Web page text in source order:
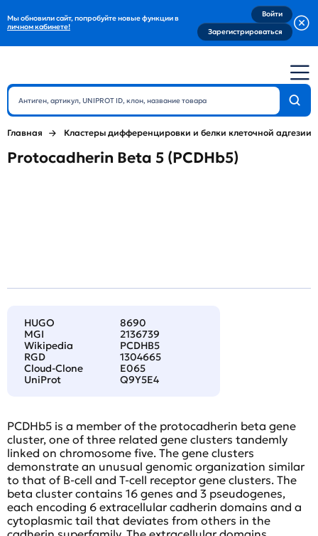
Мы обновили сайт, попробуйте новые функции в
личном кабинете!
Войти
Зарегистрироваться
Главная Кластеры дифференцировки и белки клеточной адгезии
Protocadherin Beta 5 (PCDHb5)
HUGO
8690
MGI
2136739
Wikipedia
PCDHB5
RGD
1304665
Cloud-Clone
E065
UniProt
Q9Y5E4
PCDHb5 is a member of the protocadherin beta gene
cluster, one of three related gene clusters tandemly
linked on chromosome five. The gene clusters
demonstrate an unusual genomic organization similar
to that of B-cell and T-cell receptor gene clusters. The
beta cluster contains 16 genes and 3 pseudogenes,
each encoding 6 extracellular cadherin domains and a
cytoplasmic tail that deviates from others in the